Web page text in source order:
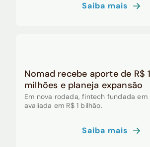
Saiba mais
Nomad recebe aporte de R$
milhões e planeja expansão
Em nova rodada, fintech fundada em
avaliada em R$ 1 bilhão.
Saiba mais